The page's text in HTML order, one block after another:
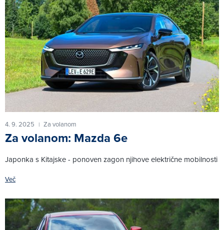
4. 9. 2025 | Za volanom
Za volanom: Mazda 6e
Japonka s Kitajske - ponoven zagon njihove električne mobilnosti
Več